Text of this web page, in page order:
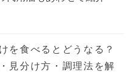
を食べるとどうなる？
見分け方・調理法を解